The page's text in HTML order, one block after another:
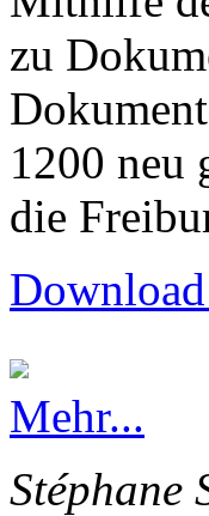
zu
1200 neu
die
Mehr...
Stéphane